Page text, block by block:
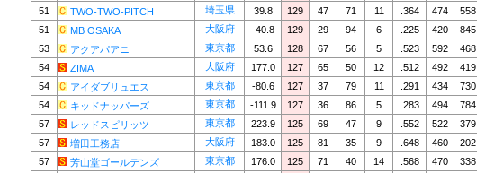
51
TWO-TWO-PITCH 埼玉県 39.8 129 47 71 11 .364 474 558
51
MB OSAKA 大阪府 -40.8 129 29 94 6 .225 420 845
53
アクアパアニ 東京都 53.6 128 67 56 5 .523 592 468
54
ZIMA 大阪府 177.0 127 65 50 12 .512 492 419
54
アイダブリュエス 東京都 -80.6 127 37 79 11 .291 434 730
54
キッドナッパーズ 東京都 -111.9 127 36 86 5 .283 494 784
57
レッドスピリッツ 東京都 223.9 125 69 47 9 .552 522 379
57
増田工務店 大阪府 183.0 125 81 35 9 .648 460 202
57
芳山堂ゴールデンズ 東京都 176.0 125 71 40 14 .568 470 338